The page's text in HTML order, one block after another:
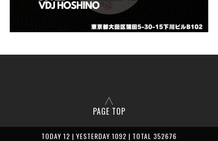
PAGE TOP
TODAY 12 | YESTERDAY 1092 | TOTAL 352676